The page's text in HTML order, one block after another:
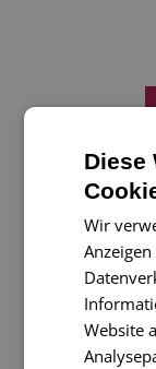
"Ein
4-seitige
11 cm, mit
Diese
Wir
Website